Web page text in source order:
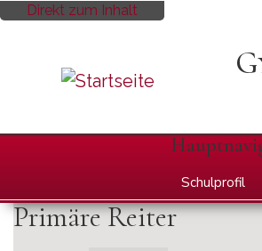
Direkt zum Inhalt
Schulprofil
Primäre Reiter